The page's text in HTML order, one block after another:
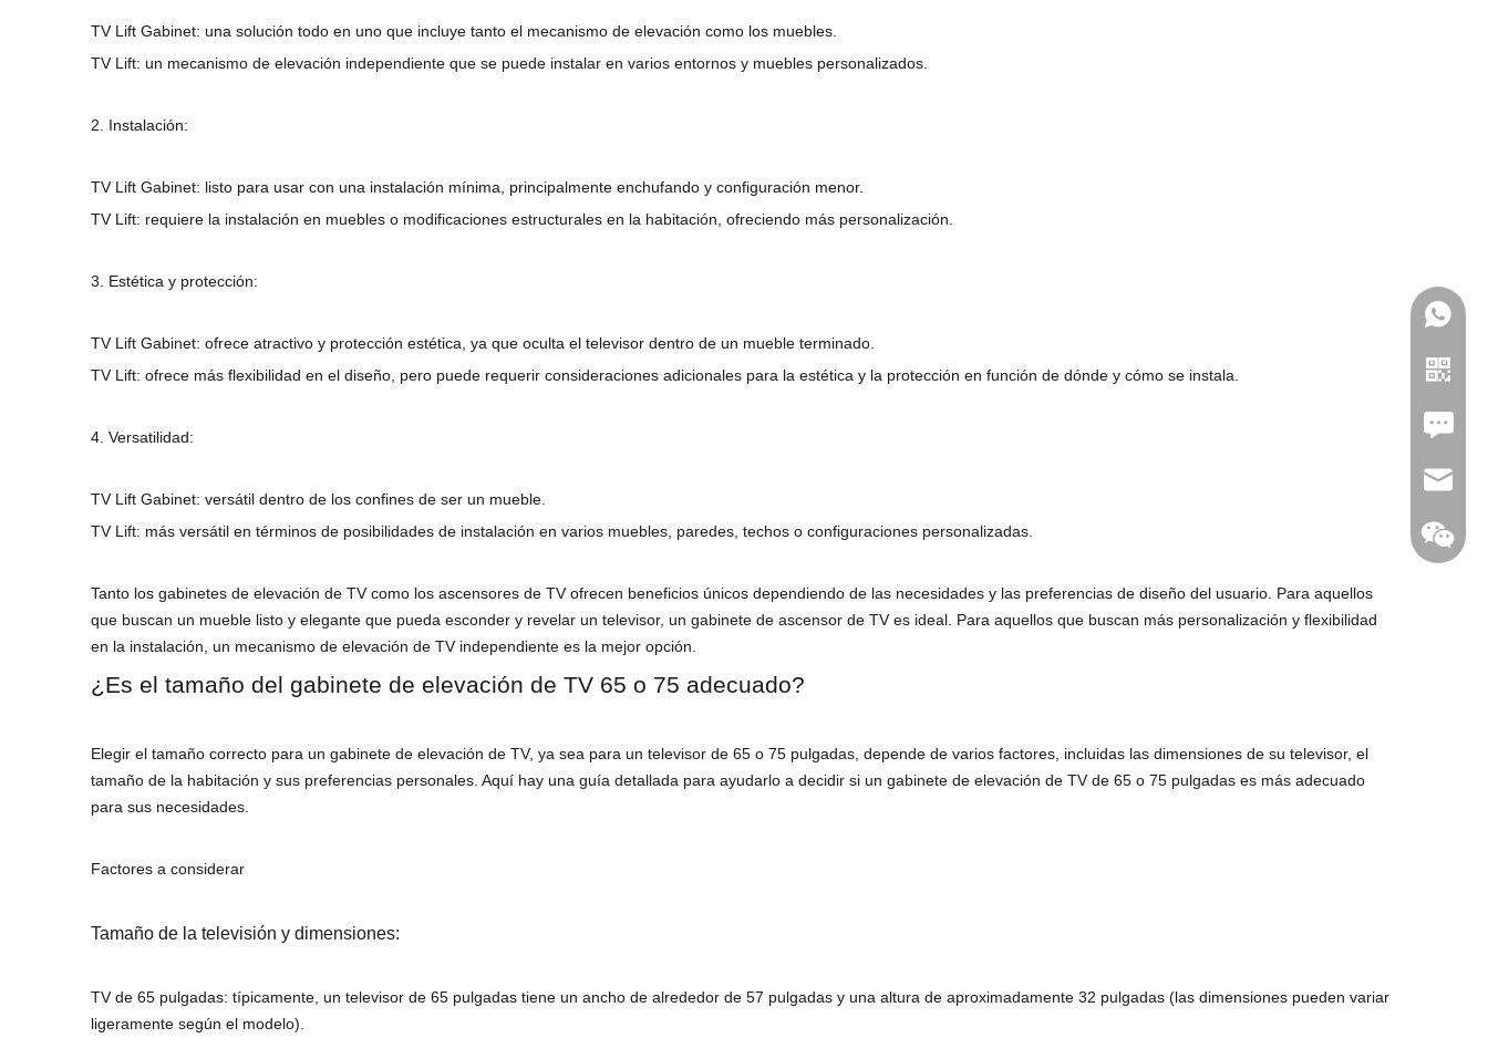
TV Lift Gabinet: una solución todo en uno que incluye tanto el mecanismo de elevación como los muebles.
TV Lift: un mecanismo de elevación independiente que se puede instalar en varios entornos y muebles personalizados.
2. Instalación:
TV Lift Gabinet: listo para usar con una instalación mínima, principalmente enchufando y configuración menor.
TV Lift: requiere la instalación en muebles o modificaciones estructurales en la habitación, ofreciendo más personalización.
3. Estética y protección:
TV Lift Gabinet: ofrece atractivo y protección estética, ya que oculta el televisor dentro de un mueble terminado.
TV Lift: ofrece más flexibilidad en el diseño, pero puede requerir consideraciones adicionales para la estética y la protección en función de dónde y cómo se instala.
4. Versatilidad:
TV Lift Gabinet: versátil dentro de los confines de ser un mueble.
TV Lift: más versátil en términos de posibilidades de instalación en varios muebles, paredes, techos o configuraciones personalizadas.
Tanto los gabinetes de elevación de TV como los ascensores de TV ofrecen beneficios únicos dependiendo de las necesidades y las preferencias de diseño del usuario. Para aquellos
que buscan un mueble listo y elegante que pueda esconder y revelar un televisor, un gabinete de ascensor de TV es ideal. Para aquellos que buscan más personalización y flexibilidad
en la instalación, un mecanismo de elevación de TV independiente es la mejor opción.
¿Es el tamaño del gabinete de elevación de TV 65 o 75 adecuado?
Elegir el tamaño correcto para un gabinete de elevación de TV, ya sea para un televisor de 65 o 75 pulgadas, depende de varios factores, incluidas las dimensiones de su televisor, el
tamaño de la habitación y sus preferencias personales. Aquí hay una guía detallada para ayudarlo a decidir si un gabinete de elevación de TV de 65 o 75 pulgadas es más adecuado
para sus necesidades.
Factores a considerar
Tamaño de la televisión y dimensiones:
TV de 65 pulgadas: típicamente, un televisor de 65 pulgadas tiene un ancho de alrededor de 57 pulgadas y una altura de aproximadamente 32 pulgadas (las dimensiones pueden variar
ligeramente según el modelo).
Leave